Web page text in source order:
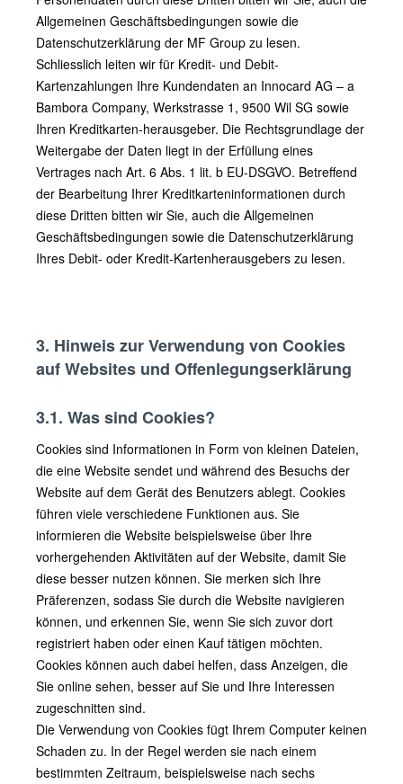
Allgemeinen Geschäftsbedingungen sowie die
Datenschutzerklärung der MF Group zu lesen.
Schliesslich leiten wir für Kredit- und Debit-
Kartenzahlungen Ihre Kundendaten an Innocard AG – a
Bambora Company, Werkstrasse 1, 9500 Wil SG sowie
Ihren Kreditkarten-herausgeber. Die Rechtsgrundlage der
Weitergabe der Daten liegt in der Erfüllung eines
Vertrages nach Art. 6 Abs. 1 lit. b EU-DSGVO. Betreffend
der Bearbeitung Ihrer Kreditkarteninformationen durch
diese Dritten bitten wir Sie, auch die Allgemeinen
Geschäftsbedingungen sowie die Datenschutzerklärung
Ihres Debit- oder Kredit-Kartenherausgebers zu lesen.
3. Hinweis zur Verwendung von Cookies
auf Websites und Offenlegungserklärung
3.1. Was sind Cookies?
Cookies sind Informationen in Form von kleinen Dateien,
die eine Website sendet und während des Besuchs der
Website auf dem Gerät des Benutzers ablegt. Cookies
führen viele verschiedene Funktionen aus. Sie
informieren die Website beispielsweise über Ihre
vorhergehenden Aktivitäten auf der Website, damit Sie
diese besser nutzen können. Sie merken sich Ihre
Präferenzen, sodass Sie durch die Website navigieren
können, und erkennen Sie, wenn Sie sich zuvor dort
registriert haben oder einen Kauf tätigen möchten.
Cookies können auch dabei helfen, dass Anzeigen, die
Sie online sehen, besser auf Sie und Ihre Interessen
zugeschnitten sind.
Die Verwendung von Cookies fügt Ihrem Computer keinen
Schaden zu. In der Regel werden sie nach einem
bestimmten Zeitraum, beispielsweise nach sechs